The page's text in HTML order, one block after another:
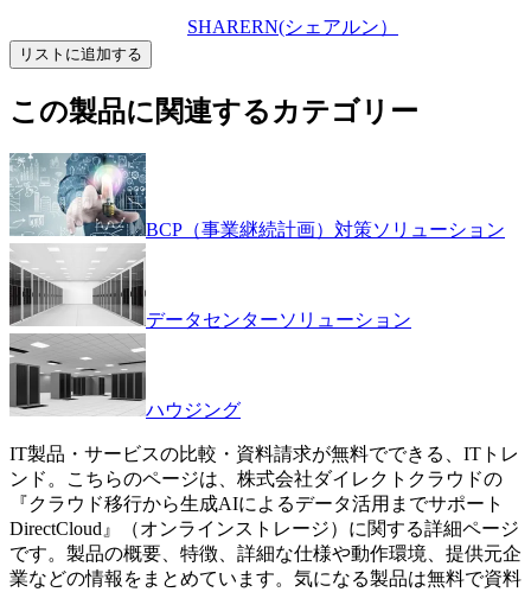
SHARERN(シェアルン）
リストに追加する
この製品に関連するカテゴリー
BCP（事業継続計画）対策ソリューション
データセンターソリューション
ハウジング
IT製品・サービスの比較・資料請求が無料でできる、ITトレ
ンド。こちらのページは、 株式会社ダイレクトクラウドの
『クラウド移行から生成AIによるデータ活用までサポート
DirectCloud』（オンラインストレージ）に関する詳細ページ
です。製品の概要、特徴、詳細な仕様や動作環境、提供元企
業などの情報をまとめています。気になる製品は無料で資料